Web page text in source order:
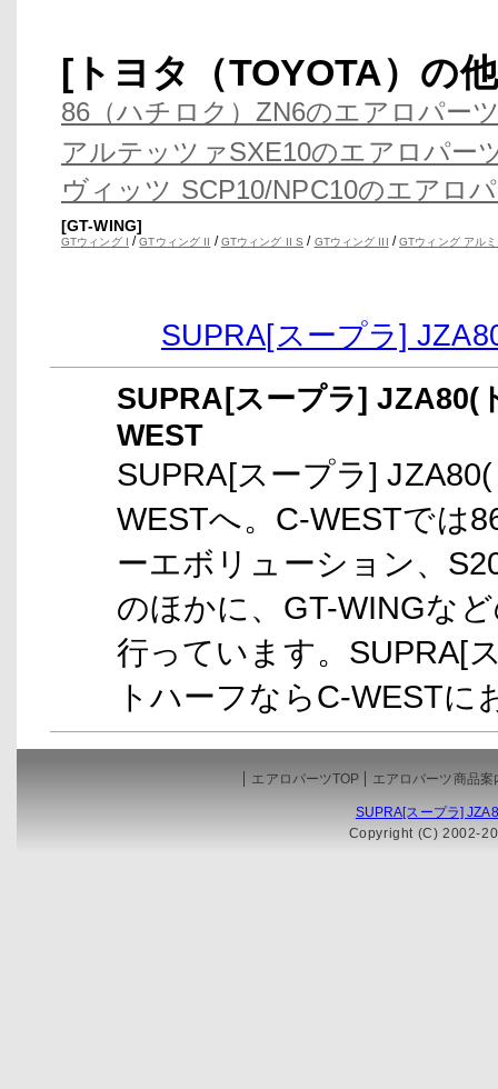
[トヨタ（TOYOTA）の
86（ハチロク）ZN6のエアロパー
アルテッツァSXE10のエアロパー
ヴィッツ SCP10/NPC10のエアロ
[GT-WING]
GTウィング I /GTウィング II /GTウィング II S / GTウィング III /GTウィング アル
SUPRA[スープラ]
SUPRA[スープラ] JZA80(
WEST
SUPRA[スープラ]
WESTへ。C-WESTでは
ーエボリューション、
のほかに、GT-WINGな
行っています。SUPRA[
トハーフならC-WESTに
エアロパーツTOP エアロパーツ商品案
SUPRA[スープラ]
Copyright (C) 2002-